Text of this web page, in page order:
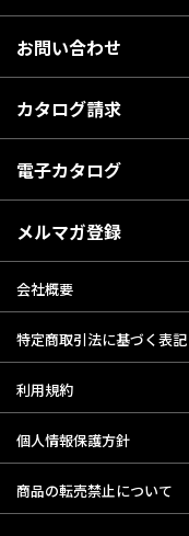
お問い合わせ
カタログ請求
電子カタログ
メルマガ登録
会社概要
特定商取引法に基づく表記
利用規約
個人情報保護方針
商品の転売禁止について